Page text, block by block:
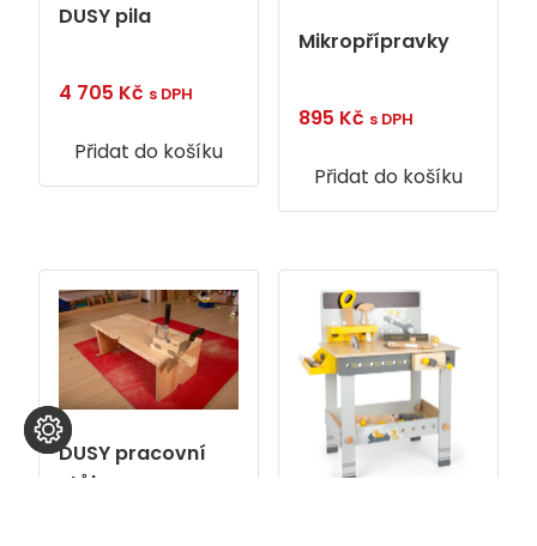
DUSY pila
4 705 Kč s DPH
Přidat do košíku
Mikropřípravky
895 Kč s DPH
Přidat do košíku
DUSY pracovní
stůl